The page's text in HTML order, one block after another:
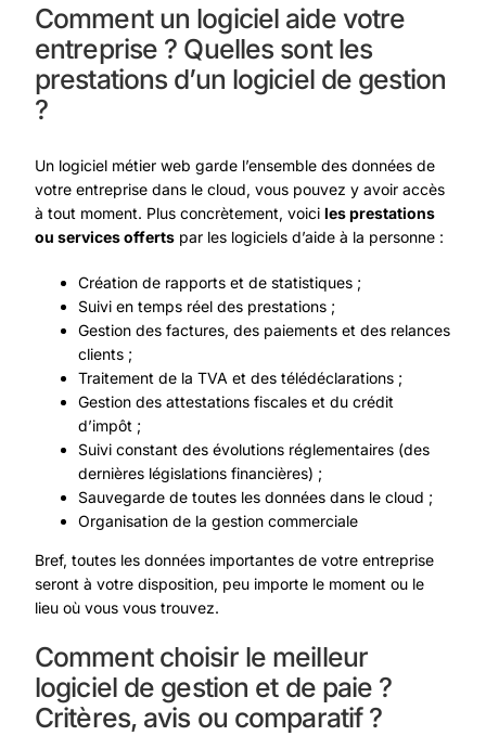
Comment un logiciel aide votre
entreprise ? Quelles sont les
prestations d’un logiciel de gestion
?
Un logiciel métier web garde l’ensemble des données de
votre entreprise dans le cloud, vous pouvez y avoir accès
à tout moment. Plus concrètement, voici les prestations
ou services offertspar les logiciels d’aide à la personne:
Création de rapports et de statistiques ;
Suivi en temps réel des prestations ;
Gestion des factures, des paiements et des relances
clients ;
Traitement de la TVA et des télédéclarations ;
Gestion des attestations fiscales et du crédit
d’impôt ;
Suivi constant des évolutions réglementaires (des
dernières législations financières) ;
Sauvegarde de toutes les données dans le cloud ;
Organisation de la gestion commerciale
Bref, toutes les données importantes de votre entreprise
seront à votre disposition, peu importe le moment ou le
lieu où vous vous trouvez.
Comment choisir le meilleur
logiciel de gestion et de paie ?
Critères, avis ou comparatif ?